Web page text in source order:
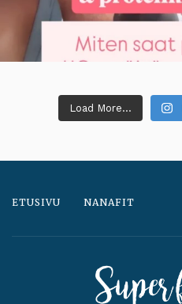
Load More...
ETUSIVU NANAFIT